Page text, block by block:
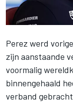
Perez werd
zijn aanstaande
voormalig
binnengehaald
verband